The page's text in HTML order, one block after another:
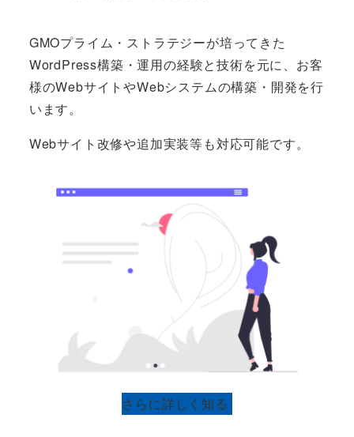
GMOプライム・ストラテジーが培ってきた
WordPress構築・運用の経験と技術を元に、お客
様のWebサイトやWebシステムの構築・開発を行
います。
Webサイト改修や追加実装等も対応可能です。
さらに詳しく知る